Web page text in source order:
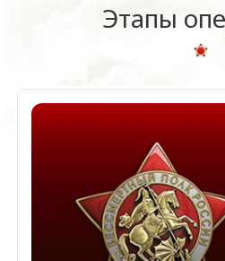
Этапы